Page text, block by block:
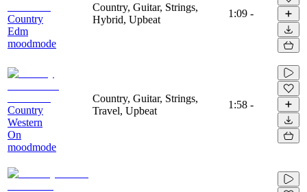
Country
Edm
moodmode
Country, Guitar, Strings,
Hybrid, Upbeat
1:09 -
Country
Western
On
moodmode
Country, Guitar, Strings,
Travel, Upbeat
1:58 -